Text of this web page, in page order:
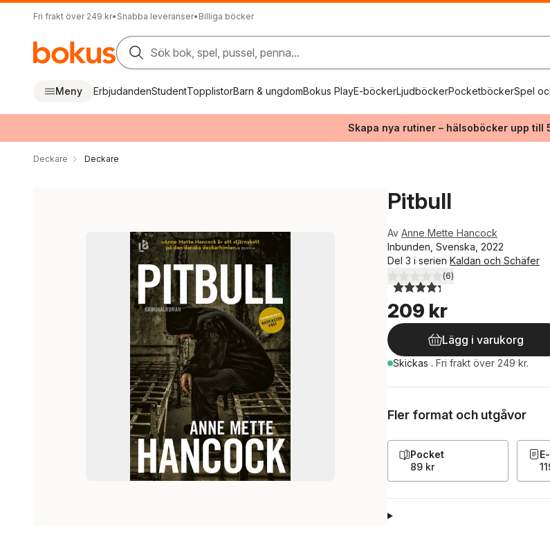
Fri frakt över 249 kr• Snabba leveranser• Billiga böcker
Sök bok, spel, pussel, penna...
Meny ErbjudandenStudentTopplistorBarn & ungdomBokus PlayE-böckerLjudböckerPocketböckerSpel
Skapa nya rutiner – hälsoböcker upp till
Deckare Deckare
Pitbull
Av Anne Mette Hancock
Inbunden, Svenska, 2022
Del 3 i serien Kaldan och Schäfer
4,3utav 5 stjärnor. Totalt antal röster:
(6)
209 kr
Lägg i varukorg
Skickas . Fri frakt över 249 kr.
Fler format och utgåvor
Pocket
89 kr